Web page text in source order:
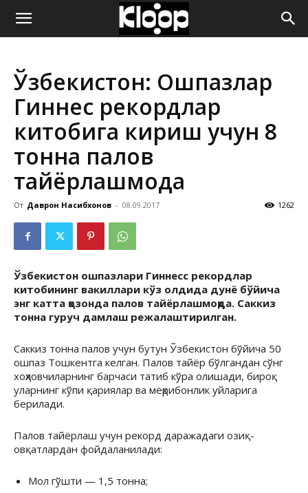
ҚИРҒИЗИСТОН
ЯНГИЛИКЛАРИ
Ўзбекистон: Ошпазлар
Гиннес рекордлар
китобига кириш учун 8
тонна палов
тайёрлашмоқда
От Даврон Насибхонов - 08.09.2017 1262
Ўзбекистон ошпазлари Гиннесс рекордлар
китобининг вакиллари кўз олдида дунё бўйича
энг катта қозонда палов тайёрлашмоқда. Саккиз
тонна гуруч дамлаш режалаштирилган.
Саккиз тонна палов учун бутун Ўзбекистон бўйича 50
ошпаз Тошкентга келган. Палов тайёр бўлгандан сўнг
хоҳловчиларнинг барчаси татиб кўра олишади, бироқ
уларнинг кўпи қариялар ва меҳрибонлик уйларига
берилади.
Палов тайёрлаш учун рекорд даражадаги озиқ-
овқатлардан фойдаланилади:
Мол гўшти — 1,5 тонна;